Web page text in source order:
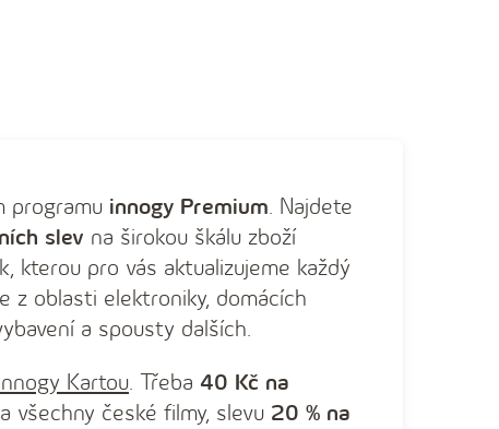
programu innogy Premium. Najdete
slev na širokou škálu zboží
kterou pro vás aktualizujeme každý
z oblasti elektroniky, domácích
a spousty dalších.
Kartou. Třeba 40 Kč na
všechny české filmy, slevu 20 % na